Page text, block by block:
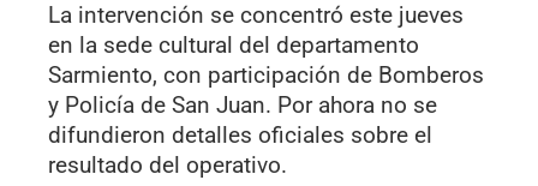
La intervención se concentró este jueves
en la sede cultural del departamento
Sarmiento, con participación de Bomberos
y Policía de San Juan. Por ahora no se
difundieron detalles oficiales sobre el
resultado del operativo.